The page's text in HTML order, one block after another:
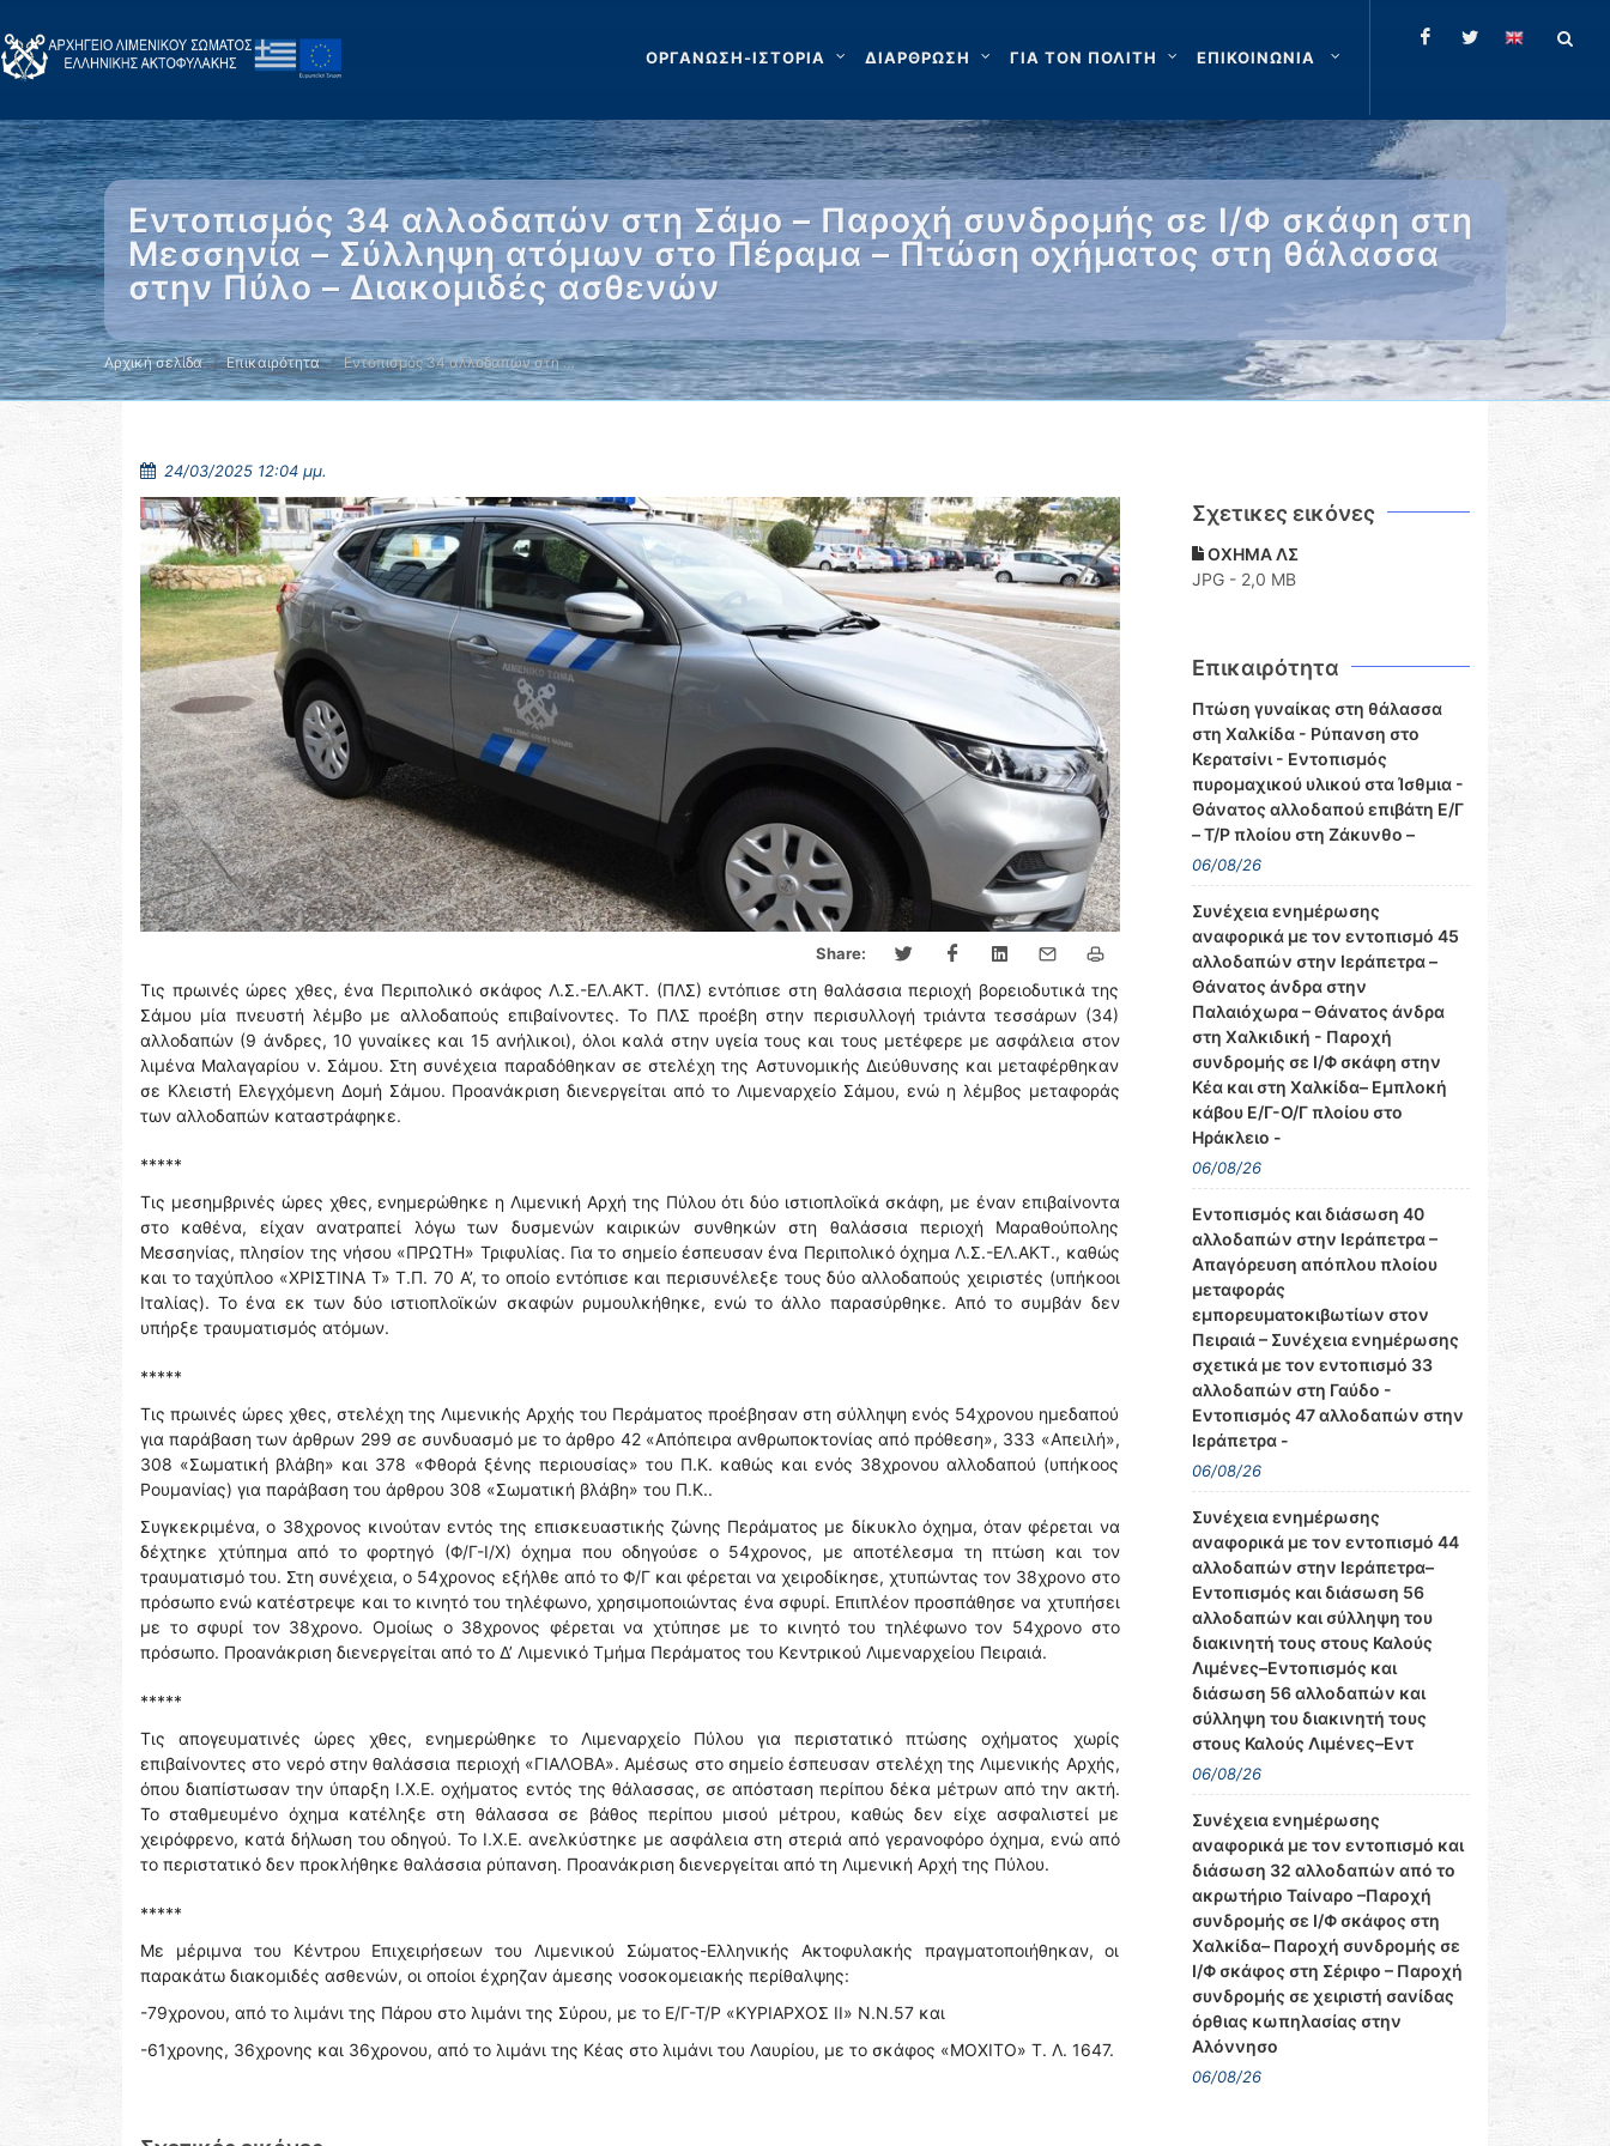
ΟΡΓΑΝΩΣΗ-ΙΣΤΟΡΙΑ ΔΙΑΡΘΡΩΣΗ ΓΙΑ ΤΟΝ ΠΟΛΙΤΗ ΕΠΙΚΟΙΝΩΝΙΑ
Εντοπισμός 34 αλλοδαπών στη Σάμο – Παροχή συνδρομής σε Ι/Φ σκάφη στη
Μεσσηνία – Σύλληψη ατόμων στο Πέραμα – Πτώση οχήματος στη θάλασσα
στην Πύλο – Διακομιδές ασθενών
Αρχική σελίδα Επικαιρότητα Εντοπισμός 34 αλλοδαπών στη …
24/03/2025 12:04 μμ.
Share:
Τις πρωινές ώρες χθες, ένα Περιπολικό σκάφος Λ.Σ.-ΕΛ.ΑΚΤ. (ΠΛΣ) εντόπισε στη θαλάσσια περιοχή βορειοδυτικά της
Σάμου μία πνευστή λέμβο με αλλοδαπούς επιβαίνοντες. Το ΠΛΣ προέβη στην περισυλλογή τριάντα τεσσάρων (34)
αλλοδαπών (9 άνδρες, 10 γυναίκες και 15 ανήλικοι), όλοι καλά στην υγεία τους και τους μετέφερε με ασφάλεια στον
λιμένα Μαλαγαρίου ν. Σάμου. Στη συνέχεια παραδόθηκαν σε στελέχη της Αστυνομικής Διεύθυνσης και μεταφέρθηκαν
σε Κλειστή Ελεγχόμενη Δομή Σάμου. Προανάκριση διενεργείται από το Λιμεναρχείο Σάμου, ενώ η λέμβος μεταφοράς
των αλλοδαπών καταστράφηκε.
*****
Τις μεσημβρινές ώρες χθες, ενημερώθηκε η Λιμενική Αρχή της Πύλου ότι δύο ιστιοπλοϊκά σκάφη, με έναν επιβαίνοντα
στο καθένα, είχαν ανατραπεί λόγω των δυσμενών καιρικών συνθηκών στη θαλάσσια περιοχή Μαραθούπολης
Μεσσηνίας, πλησίον της νήσου «ΠΡΩΤΗ» Τριφυλίας. Για το σημείο έσπευσαν ένα Περιπολικό όχημα Λ.Σ.-ΕΛ.ΑΚΤ., καθώς
και το ταχύπλοο «ΧΡΙΣΤΙΝΑ Τ» Τ.Π. 70 Α’, το οποίο εντόπισε και περισυνέλεξε τους δύο αλλοδαπούς χειριστές (υπήκοοι
Ιταλίας). Το ένα εκ των δύο ιστιοπλοϊκών σκαφών ρυμουλκήθηκε, ενώ το άλλο παρασύρθηκε. Από το συμβάν δεν
υπήρξε τραυματισμός ατόμων.
*****
Τις πρωινές ώρες χθες, στελέχη της Λιμενικής Αρχής του Περάματος προέβησαν στη σύλληψη ενός 54χρονου ημεδαπού
για παράβαση των άρθρων 299 σε συνδυασμό με το άρθρο 42 «Απόπειρα ανθρωποκτονίας από πρόθεση», 333 «Απειλή»,
308 «Σωματική βλάβη» και 378 «Φθορά ξένης περιουσίας» του Π.Κ. καθώς και ενός 38χρονου αλλοδαπού (υπήκοος
Ρουμανίας) για παράβαση του άρθρου 308 «Σωματική βλάβη» του Π.Κ..
Συγκεκριμένα, ο 38χρονος κινούταν εντός της επισκευαστικής ζώνης Περάματος με δίκυκλο όχημα, όταν φέρεται να
δέχτηκε χτύπημα από το φορτηγό (Φ/Γ-Ι/Χ) όχημα που οδηγούσε ο 54χρονος, με αποτέλεσμα τη πτώση και τον
τραυματισμό του. Στη συνέχεια, ο 54χρονος εξήλθε από το Φ/Γ και φέρεται να χειροδίκησε, χτυπώντας τον 38χρονο στο
πρόσωπο ενώ κατέστρεψε και το κινητό του τηλέφωνο, χρησιμοποιώντας ένα σφυρί. Επιπλέον προσπάθησε να χτυπήσει
με το σφυρί τον 38χρονο. Ομοίως ο 38χρονος φέρεται να χτύπησε με το κινητό του τηλέφωνο τον 54χρονο στο
πρόσωπο. Προανάκριση διενεργείται από το Δ’ Λιμενικό Τμήμα Περάματος του Κεντρικού Λιμεναρχείου Πειραιά.
*****
Τις απογευματινές ώρες χθες, ενημερώθηκε το Λιμεναρχείο Πύλου για περιστατικό πτώσης οχήματος χωρίς
επιβαίνοντες στο νερό στην θαλάσσια περιοχή «ΓΙΑΛΟΒΑ». Αμέσως στο σημείο έσπευσαν στελέχη της Λιμενικής Αρχής,
όπου διαπίστωσαν την ύπαρξη Ι.Χ.Ε. οχήματος εντός της θάλασσας, σε απόσταση περίπου δέκα μέτρων από την ακτή.
Το σταθμευμένο όχημα κατέληξε στη θάλασσα σε βάθος περίπου μισού μέτρου, καθώς δεν είχε ασφαλιστεί με
χειρόφρενο, κατά δήλωση του οδηγού. Το Ι.Χ.Ε. ανελκύστηκε με ασφάλεια στη στεριά από γερανοφόρο όχημα, ενώ από
το περιστατικό δεν προκλήθηκε θαλάσσια ρύπανση. Προανάκριση διενεργείται από τη Λιμενική Αρχή της Πύλου.
*****
Με μέριμνα του Κέντρου Επιχειρήσεων του Λιμενικού Σώματος-Ελληνικής Ακτοφυλακής πραγματοποιήθηκαν, οι
παρακάτω διακομιδές ασθενών, οι οποίοι έχρηζαν άμεσης νοσοκομειακής περίθαλψης:
-79χρονου, από το λιμάνι της Πάρου στο λιμάνι της Σύρου, με το Ε/Γ-Τ/Ρ «ΚΥΡΙΑΡΧΟΣ ΙΙ» Ν.N.57 και
-61χρονης, 36χρονης και 36χρονου, από το λιμάνι της Κέας στο λιμάνι του Λαυρίου, με το σκάφος «ΜΟΧΙΤΟ» Τ. Λ. 1647.
Σχετικες εικόνες
ΟΧΗΜΑ ΛΣ
JPG - 2,0 MB
Επικαιρότητα
Πτώση γυναίκας στη θάλασσα
στη Χαλκίδα - Ρύπανση στο
Κερατσίνι - Εντοπισμός
πυρομαχικού υλικού στα Ίσθμια -
Θάνατος αλλοδαπού επιβάτη Ε/Γ
– Τ/Ρ πλοίου στη Ζάκυνθο –
06/08/26
Συνέχεια ενημέρωσης
αναφορικά με τον εντοπισμό 45
αλλοδαπών στην Ιεράπετρα –
Θάνατος άνδρα στην
Παλαιόχωρα – Θάνατος άνδρα
στη Χαλκιδική - Παροχή
συνδρομής σε Ι/Φ σκάφη στην
Κέα και στη Χαλκίδα– Εμπλοκή
κάβου Ε/Γ-Ο/Γ πλοίου στο
Ηράκλειο -
06/08/26
Εντοπισμός και διάσωση 40
αλλοδαπών στην Ιεράπετρα –
Απαγόρευση απόπλου πλοίου
μεταφοράς
εμπορευματοκιβωτίων στον
Πειραιά – Συνέχεια ενημέρωσης
σχετικά με τον εντοπισμό 33
αλλοδαπών στη Γαύδο -
Εντοπισμός 47 αλλοδαπών στην
Ιεράπετρα -
06/08/26
Συνέχεια ενημέρωσης
αναφορικά με τον εντοπισμό 44
αλλοδαπών στην Ιεράπετρα–
Εντοπισμός και διάσωση 56
αλλοδαπών και σύλληψη του
διακινητή τους στους Καλούς
Λιμένες–Εντοπισμός και
διάσωση 56 αλλοδαπών και
σύλληψη του διακινητή τους
στους Καλούς Λιμένες–Εντ
06/08/26
Συνέχεια ενημέρωσης
αναφορικά με τον εντοπισμό και
διάσωση 32 αλλοδαπών από το
ακρωτήριο Ταίναρο –Παροχή
συνδρομής σε Ι/Φ σκάφος στη
Χαλκίδα– Παροχή συνδρομής σε
Ι/Φ σκάφος στη Σέριφο – Παροχή
συνδρομής σε χειριστή σανίδας
όρθιας κωπηλασίας στην
Αλόννησο
06/08/26